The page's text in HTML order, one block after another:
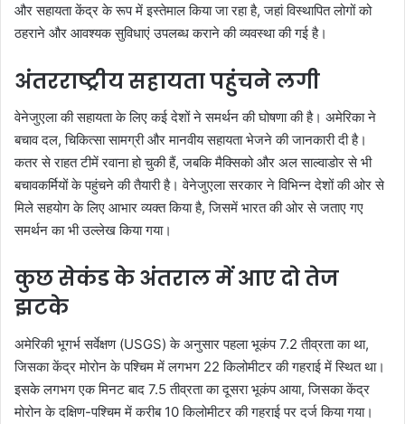
और सहायता केंद्र के रूप में इस्तेमाल किया जा रहा है, जहां विस्थापित लोगों को
ठहराने और आवश्यक सुविधाएं उपलब्ध कराने की व्यवस्था की गई है।
अंतरराष्ट्रीय सहायता पहुंचने लगी
वेनेजुएला की सहायता के लिए कई देशों ने समर्थन की घोषणा की है। अमेरिका ने
बचाव दल, चिकित्सा सामग्री और मानवीय सहायता भेजने की जानकारी दी है।
कतर से राहत टीमें रवाना हो चुकी हैं, जबकि मैक्सिको और अल साल्वाडोर से भी
बचावकर्मियों के पहुंचने की तैयारी है। वेनेजुएला सरकार ने विभिन्न देशों की ओर से
मिले सहयोग के लिए आभार व्यक्त किया है, जिसमें भारत की ओर से जताए गए
समर्थन का भी उल्लेख किया गया।
कुछ सेकंड के अंतराल में आए दो तेज
झटके
अमेरिकी भूगर्भ सर्वेक्षण (USGS) के अनुसार पहला भूकंप 7.2 तीव्रता का था,
जिसका केंद्र मोरोन के पश्चिम में लगभग 22 किलोमीटर की गहराई में स्थित था।
इसके लगभग एक मिनट बाद 7.5 तीव्रता का दूसरा भूकंप आया, जिसका केंद्र
मोरोन के दक्षिण-पश्चिम में करीब 10 किलोमीटर की गहराई पर दर्ज किया गया।